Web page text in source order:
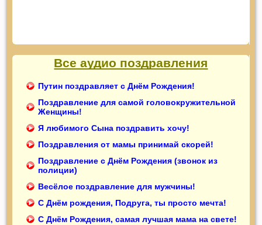
Все аудио поздравления
Путин поздравляет с Днём Рождения!
Поздравление для самой головокружительной
Женщины!
Я любимого Сына поздравить хочу!
Поздравления от мамы принимай скорей!
Поздравление с Днём Рождения (звонок из
полиции)
Весёлое поздравление для мужчины!
С Днём рождения, Подруга, ты просто мечта!
С Днём Рождения, самая лучшая мама на свете!